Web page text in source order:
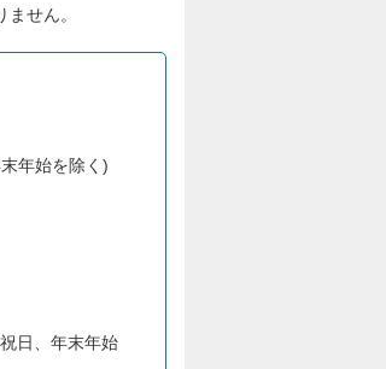
せん。
年始を除く)
日、年末年始